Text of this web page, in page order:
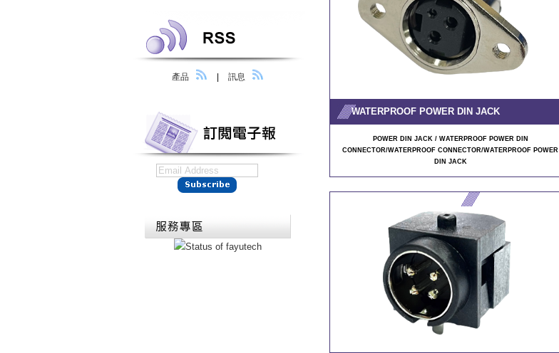
WATERPROOF POWER DIN JACK
POWER DIN JACK / WATERPROOF POWER DIN
CONNECTOR/WATERPROOF CONNECTOR/WATERPROOF POWER
DIN JACK
產品 訊息